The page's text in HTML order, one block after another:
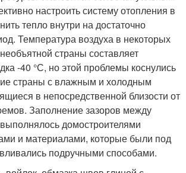
настроить систему отопления в
тепло внутри на достаточно
Температура воздуха в некоторых
страны составляет
-40 °С, но этой проблемы коснулись
страны с влажным и холодным
в непосредственной близости от
Заполнение зазоров между
домостроителями
и материалами, которые были под
подручными способами.